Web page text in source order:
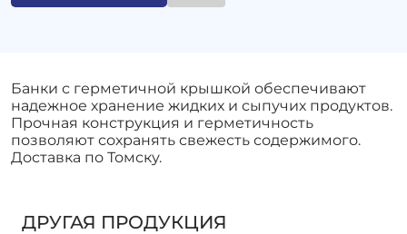
Банки с герметичной крышкой обеспечивают
надежное хранение жидких и сыпучих продуктов.
Прочная конструкция и герметичность
позволяют сохранять свежесть содержимого.
Доставка по Томску.
ДРУГАЯ ПРОДУКЦИЯ